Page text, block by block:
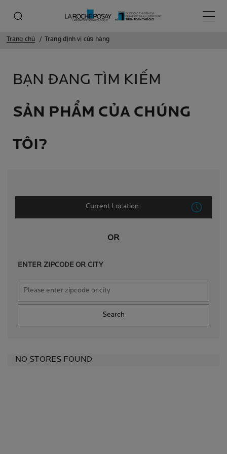
Menu
Trang chủ Trang định vị cửa hàng
BẠN ĐANG TÌM KIẾM
SẢN PHẨM CỦA CHÚNG
TÔI?
Current Location
OR
ENTER ZIPCODE OR CITY
Search
NO STORES FOUND